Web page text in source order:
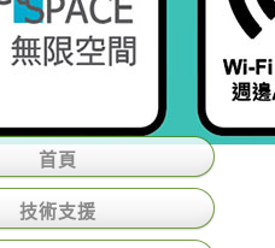
首頁
技術支援